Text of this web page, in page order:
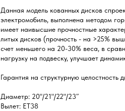
Данная модель кованных дисков
электромобиль, выполнена методом
имеет наивысшие прочностные
литых дисков (прочность - на >25%
счет меньшего на 20-30% веса, в
нагрузку на подвеску, улучшает
Гарантия на структурную целостность
Диаметр: 20"/21"/22"/23″
Вылет: ET38